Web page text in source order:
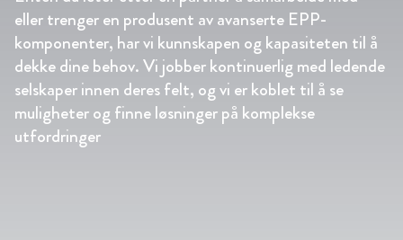
eller trenger en produsent av avanserte EPP-
komponenter, har vi kunnskapen og kapasiteten til å
dekke dine behov. Vi jobber kontinuerlig med ledende
selskaper innen deres felt, og vi er koblet til å se
muligheter og finne løsninger på komplekse
utfordringer